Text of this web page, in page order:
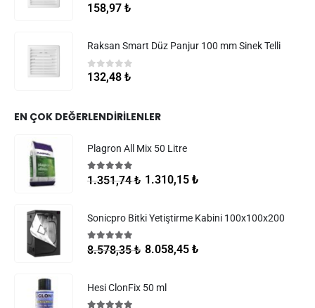
0 5 üzerinden
158,97 ₺
Raksan Smart Düz Panjur 100 mm Sinek Telli
05 üzerinden
132,48 ₺
EN ÇOK DEĞERLENDIRILENLER
Plagron All Mix 50 Litre
5.005 üzerinden
1.351,74₺ 1.310,15 ₺
Sonicpro Bitki Yetiştirme Kabini 100x100x200
5.005 üzerinden
8.578,35₺ 8.058,45 ₺
Hesi ClonFix 50 ml